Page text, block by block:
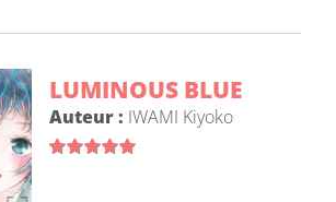
LUMINOUS BLUE
Auteur : IWAMI Kiyoko